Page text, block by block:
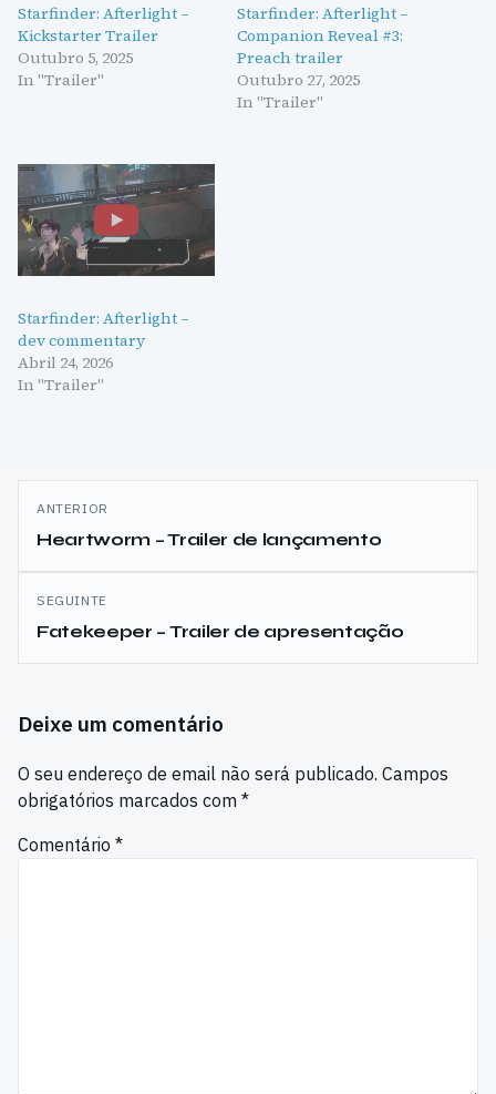
Starfinder: Afterlight –
Kickstarter Trailer
Outubro 5, 2025
In "Trailer"
Starfinder: Afterlight –
Companion Reveal #3:
Preach trailer
Outubro 27, 2025
In "Trailer"
Starfinder: Afterlight –
dev commentary
Abril 24, 2026
In "Trailer"
Navegação
de
artigos
ANTERIOR
Heartworm – Trailer de lançamento
SEGUINTE
Fatekeeper – Trailer de apresentação
Deixe um comentário
O seu endereço de email não será publicado. Campos
obrigatórios marcados com *
Comentário *